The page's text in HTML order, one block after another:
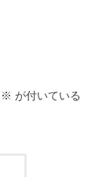
※ が付いている